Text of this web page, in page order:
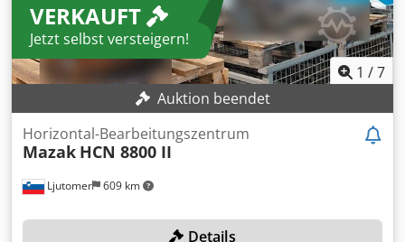
VERKAUFT
Jetzt selbst versteigern!
1 /7
Auktion beendet
Ljutomer 609 km
Horizontal-Bearbeitungszentrum
Mazak HCN 8800 II
Details